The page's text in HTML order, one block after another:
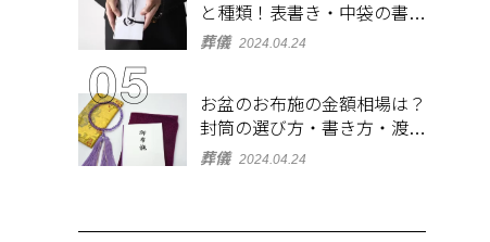
と種類！表書き・中袋の書き
方、お札の入れ方も
葬儀 2024.04.24
お盆のお布施の金額相場は？
封筒の選び方・書き方・渡し
方も解説
葬儀 2024.04.24